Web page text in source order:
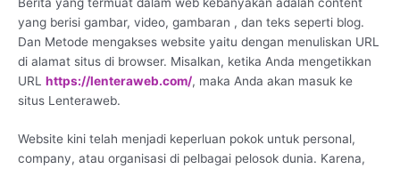
yang berisi gambar, video, gambaran , dan teks seperti blog.
Dan Metode mengakses website yaitu dengan menuliskan URL
di alamat situs di browser. Misalkan, ketika Anda mengetikkan
URL https://lenteraweb.com/, maka Anda akan masuk ke
situs Lenteraweb.
Website kini telah menjadi keperluan pokok untuk personal,
company, atau organisasi di pelbagai pelosok dunia. Karena,